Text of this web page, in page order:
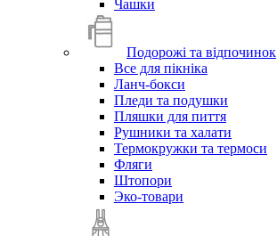
Чашки
Подорожі та відпочинок
Все для пікніка
Ланч-бокси
Пледи та подушки
Пляшки для пиття
Рушники та халати
Термокружки та термоси
Фляги
Штопори
Эко-товари